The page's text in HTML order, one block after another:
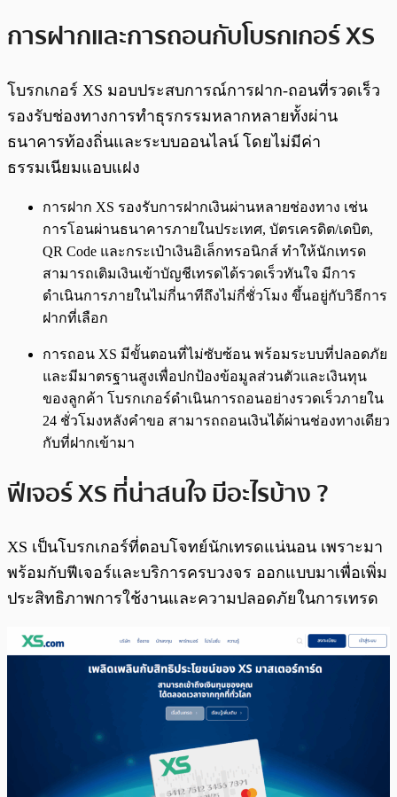
การฝากและการถอนกับโบรกเกอร์ XS
โบรกเกอร์ XS มอบประสบการณ์การฝาก-ถอนที่รวดเร็ว
รองรับช่องทางการทำธุรกรรมหลากหลายทั้งผ่าน
ธนาคารท้องถิ่นและระบบออนไลน์ โดยไม่มีค่า
ธรรมเนียมแอบแฝง
การฝาก XS รองรับการฝากเงินผ่านหลายช่องทาง เช่น
การโอนผ่านธนาคารภายในประเทศ, บัตรเครดิต/เดบิต,
QR Code และกระเป๋าเงินอิเล็กทรอนิกส์ ทำให้นักเทรด
สามารถเติมเงินเข้าบัญชีเทรดได้รวดเร็วทันใจ มีการ
ดำเนินการภายในไม่กี่นาทีถึงไม่กี่ชั่วโมง ขึ้นอยู่กับวิธีการ
ฝากที่เลือก
การถอน XS มีขั้นตอนที่ไม่ซับซ้อน พร้อมระบบที่ปลอดภัย
และมีมาตรฐานสูงเพื่อปกป้องข้อมูลส่วนตัวและเงินทุน
ของลูกค้า โบรกเกอร์ดำเนินการถอนอย่างรวดเร็วภายใน
24 ชั่วโมงหลังคำขอ สามารถถอนเงินได้ผ่านช่องทางเดียว
กับที่ฝากเข้ามา
ฟีเจอร์ XS ที่น่าสนใจ มีอะไรบ้าง ?
XS เป็นโบรกเกอร์ที่ตอบโจทย์นักเทรดแน่นอน เพราะมา
พร้อมกับฟีเจอร์และบริการครบวงจร ออกแบบมาเพื่อเพิ่ม
ประสิทธิภาพการใช้งานและความปลอดภัยในการเทรด